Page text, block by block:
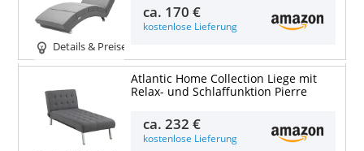
Details & Preise
ca. 170 €
kostenlose Lieferung
Atlantic Home Collection Liege mit
Relax- und Schlaffunktion Pierre
ca.232 €
kostenlose Lieferung